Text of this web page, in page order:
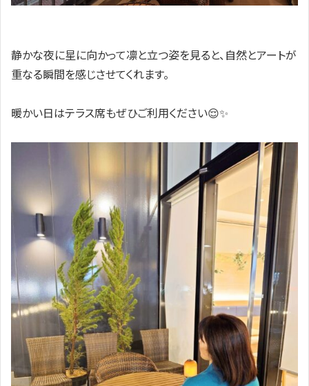
静かな夜に星に向かって凛と立つ姿を見ると、自然とアートが
重なる瞬間を感じさせてくれます。
暖かい日はテラス席もぜひご利用ください😌✨